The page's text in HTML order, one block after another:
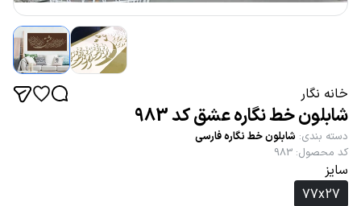
خانه نگار
شابلون خط نگاره عشق کد 983
دسته بندی: شابلون خط نگاره فارسی
کد محصول:
983
سایز
77x27